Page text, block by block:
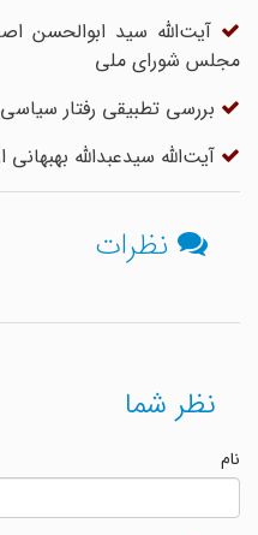
آیت‌الله سید ابوالحسن
مجلس شورای ملی
بررسى تطبیقى رفتار سیاسى
آیت‌الله سیدعبدالله بهبهانی
نظرات
نظر شما